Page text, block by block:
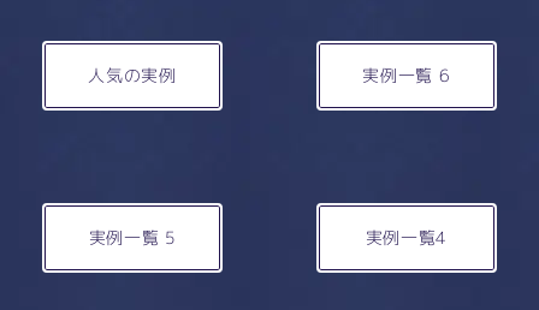
人気の実例 実例一覧 6
実例一覧 5 実例一覧4